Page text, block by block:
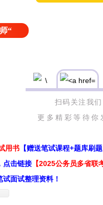
“
扫码关注我们
更多精彩等待你
用书 【赠送笔试课程+题库刷
点击链接 【2025公务员多省联
面试整理资料！